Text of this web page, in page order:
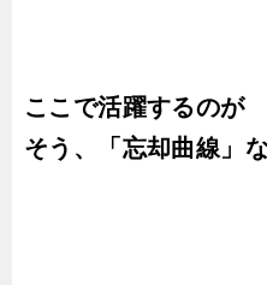
ここで活躍するのが
そう、「忘却曲線」な